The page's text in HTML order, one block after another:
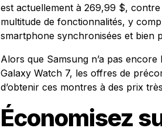
est actuellement à 269,99 $,
multitude de fonctionnalités, y
smartphone synchronisées et bien
Alors que Samsung n’a pas
Galaxy Watch 7, les offres de
d’obtenir ces montres à des prix
Économisez